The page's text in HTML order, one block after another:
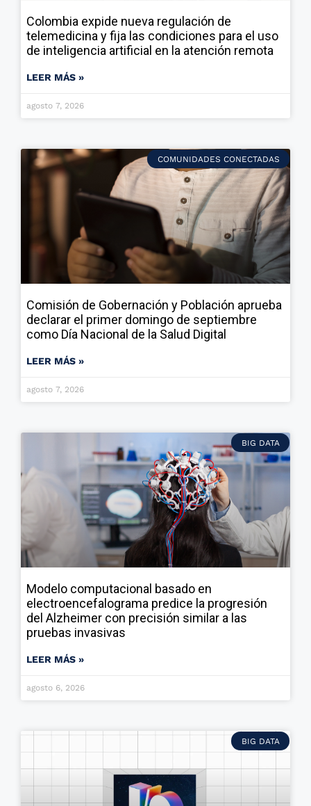
Colombia expide nueva regulación de
telemedicina y fija las condiciones para el uso
de inteligencia artificial en la atención remota
LEER MÁS »
agosto 7, 2026
COMUNIDADES CONECTADAS
Comisión de Gobernación y Población aprueba
declarar el primer domingo de septiembre
como Día Nacional de la Salud Digital
LEER MÁS »
agosto 7, 2026
BIG DATA
Modelo computacional basado en
electroencefalograma predice la progresión
del Alzheimer con precisión similar a las
pruebas invasivas
LEER MÁS »
agosto 6, 2026
BIG DATA